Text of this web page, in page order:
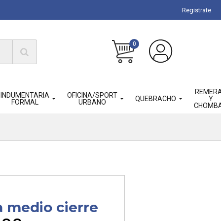
Registrate
0
INDUMENTARIA
FORMAL
OFICINA/SPORT
URBANO
QUEBRACHO
Y
medio cierre